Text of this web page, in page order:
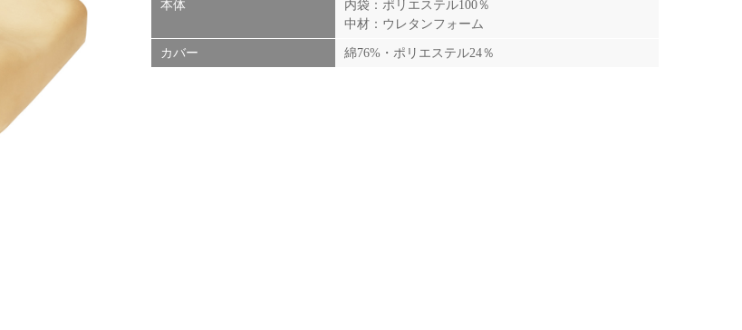
本体
内袋：ポリエステル100％
中材：ウレタンフォーム
カバー 綿76%・ポリエステル24％